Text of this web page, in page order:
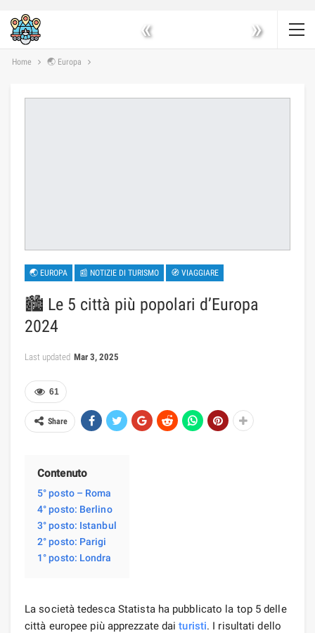
« »
Home 🌏 Europa
🌏 EUROPA 📰 NOTIZIE DI TURISMO 🧭 VIAGGIARE
🏙️ Le 5 città più popolari d’Europa
2024
Last updated Mar 3, 2025
61
Share
Contenuto
5° posto – Roma
4° posto: Berlino
3° posto: Istanbul
2° posto: Parigi
1° posto: Londra
La società tedesca Statista ha pubblicato la top 5 delle
città europee più apprezzate daituristi. I risultati dello